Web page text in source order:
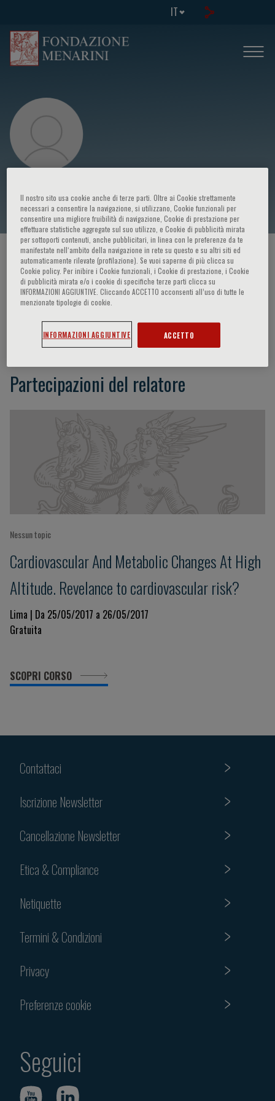
IT
Lorenza Pratali
HOME PAGE / CORSI ED EVENTI / RELATORE
Lorenza Pratali
Partecipazioni del relatore
Nessun topic
Cardiovascular And Metabolic Changes At High
Altitude. Revelance to cardiovascular risk?
Lima | Da 25/05/2017 a 26/05/2017
Gratuita
SCOPRI CORSO
Contattaci
Iscrizione Newsletter
Cancellazione Newsletter
Etica & Compliance
Netiquette
Termini & Condizioni
Privacy
Preferenze cookie
Seguici
Il nostro sito usa cookie anche di terze parti. Oltre ai Cookie strettamente
necessari a consentire la navigazione, si utilizzano, Cookie funzionali per
consentire una migliore fruibilità di navigazione, Cookie di prestazione per
effettuare statistiche aggregate sul suo utilizzo, e Cookie di pubblicità mirata
per sottoporti contenuti, anche pubblicitari, in linea con le preferenze da te
manifestate nell‘ambito della navigazione in rete su questo e su altri siti ed
automaticamente rilevate (profilazione). Se vuoi saperne di più clicca su
Cookie policy. Per inibire i Cookie funzionali, i Cookie di prestazione, i Cookie
di pubblicità mirata e/o i cookie di specifiche terze parti clicca su
INFORMAZIONI AGGIUNTIVE. Cliccando ACCETTO acconsenti all’uso di tutte le
menzionate tipologie di cookie.
INFORMAZIONI AGGIUNTIVE ACCETTO